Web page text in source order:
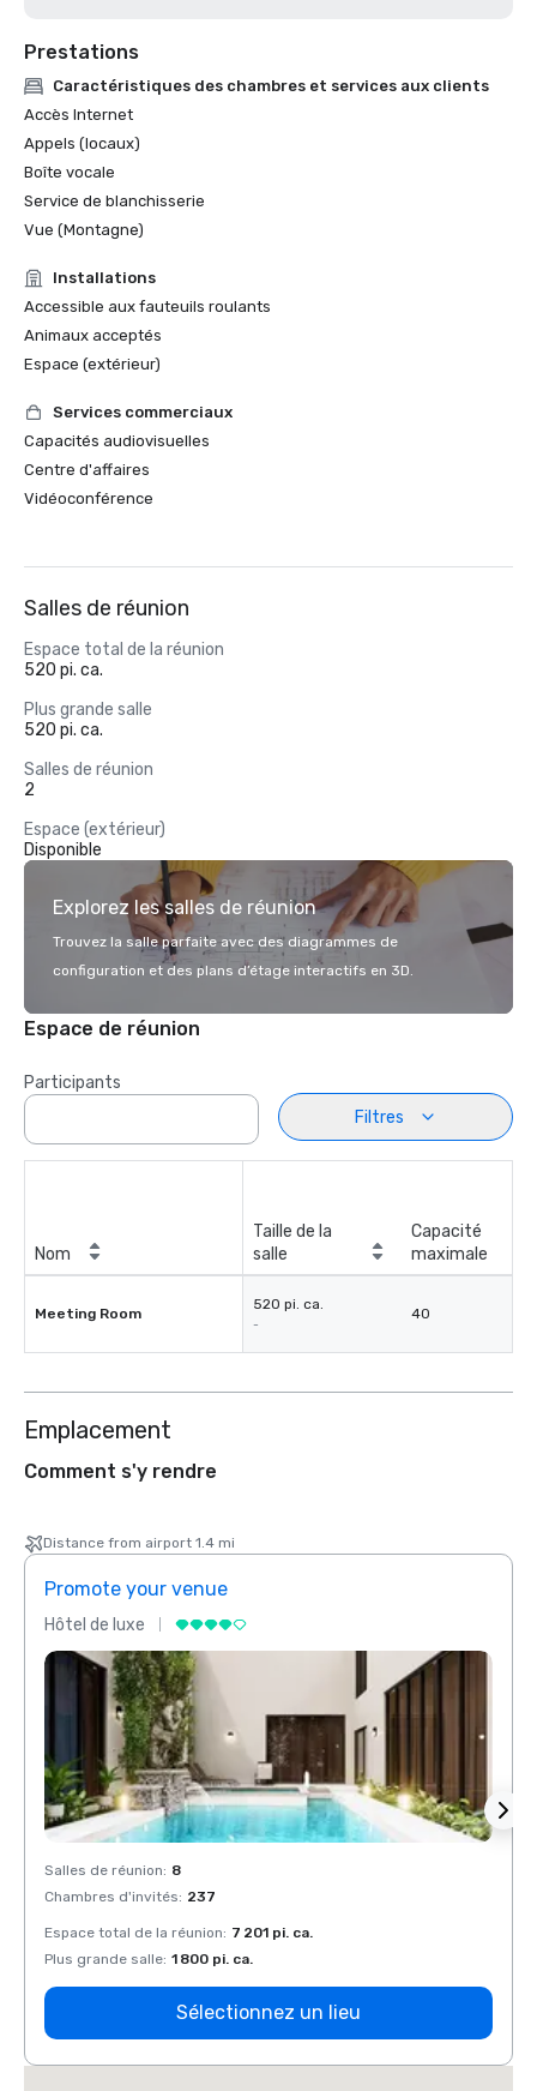
Prestations
Caractéristiques des chambres et services aux clients
Accès Internet
Appels (locaux)
Boîte vocale
Service de blanchisserie
Vue (Montagne)
Installations
Accessible aux fauteuils roulants
Animaux acceptés
Espace (extérieur)
Services commerciaux
Capacités audiovisuelles
Centre d'affaires
Vidéoconférence
Salles de réunion
Espace total de la réunion
520 pi. ca.
Plus grande salle
520 pi. ca.
Salles de réunion
2
Espace (extérieur)
Disponible
Explorez les salles de réunion
Trouvez la salle parfaite avec des diagrammes de
configuration et des plans d’étage interactifs en 3D.
Espace de réunion
Participants
Filtres
Nom
Taille de la
salle
Capacité
maximale
Meeting Room
520 pi. ca.
-
40
Emplacement
Comment s'y rendre
Distance from airport 1.4 mi
Promote your venue
Hôtel de luxe
Salles de réunion: 8
Chambres d'invités: 237
Espace total de la réunion: 7 201 pi. ca.
Plus grande salle: 1 800 pi. ca.
Sélectionnez un lieu